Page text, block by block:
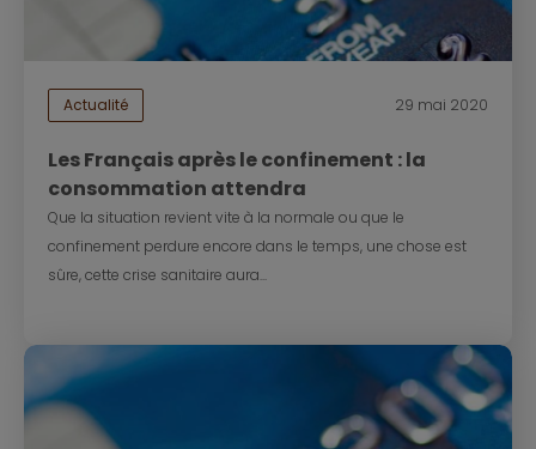
Actualité 29 mai 2020
Les Français après le confinement : la
consommation attendra
Que la situation revient vite à la normale ou que le
confinement perdure encore dans le temps, une chose est
sûre, cette crise sanitaire aura...